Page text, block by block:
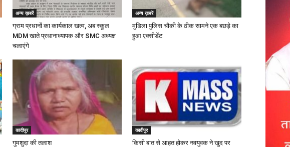
अन्य ख़बरें
ग्राम प्रधानों का कार्यकाल खत्म, अब स्कूल
MDM खाते प्रधानाध्यापक और SMC अध्यक्ष
चलाएंगे
अन्य ख़बरें
मुडिला पुलिस चौकी के ठीक सामने एक बछड़े का
हुआ एक्सीडेंट
कादीपुर
गुमशुदा की तलाश
कादीपुर
किसी बात से आहत होकर नवयुवक ने खुद पर